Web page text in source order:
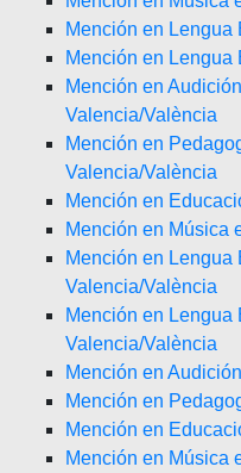
Mención en Lengua
Mención en Lengua
Mención en
Valencia/València
Mención en
Valencia/València
Mención en
Mención en Música
Mención en Lengua
Valencia/València
Mención en Lengua
Valencia/València
Mención en
Mención en
Mención en
Mención en Música